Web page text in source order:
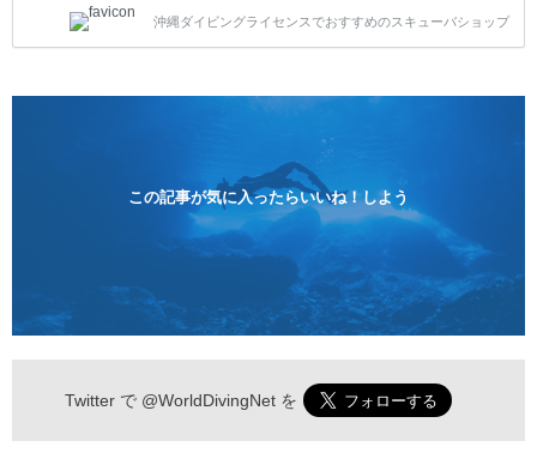
1人様から気軽にご参加ください。 全てのコースで高
画質の記念撮影&水中撮影付きです。初心者の方やダ
す。 沖縄本島周辺ビーチ・体験ダイビング 格安キャ
ンペーン！！￥16800 ￥11800(税込) 器材 / 送迎 / 保
険 / 全て込み ダイビングがはじめての方や初心者でも
気軽に体験できる半日のコース。沖縄本島のビーチか
らのんびりダイビングを楽しめます...
沖縄ダイビングライセンスでおすすめのスキューバショップ
この記事が気に入ったらいいね！しよう
Twitter で @WorldDivingNetを